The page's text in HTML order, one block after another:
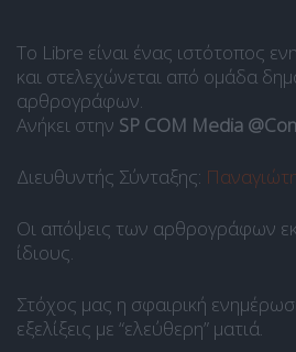
Το Libre είναι ένας ιστότοπος
και στελεχώνεται από ομάδα
αρθρογράφων.
Ανήκει στην SP COM Media
Διευθυντής Σύνταξης:
Οι απόψεις των αρθρογράφων
ίδιους.
Στόχος μας η σφαιρική
εξελίξεις με “ελεύθερη” ματιά.